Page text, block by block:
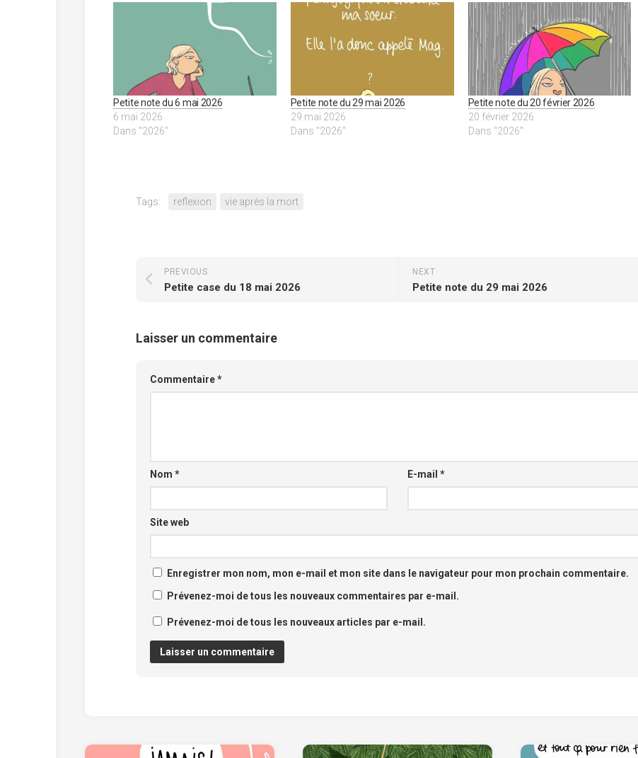
Petite note du 6 mai 2026
6 mai 2026
Dans "2026"
Petite note du 29 mai 2026
29 mai 2026
Dans "2026"
Petite note du 20 février 2026
20 février 2026
Dans "2026"
Tags: reflexion vie après la mort
NEXT
Petite note du 29 mai 2026
PREVIOUS
Petite case du 18 mai 2026
Laisser un commentaire
Commentaire*
Nom * E-mail *
Site web
Enregistrer mon nom, mon e-mail et mon site dans le navigateur pour mon prochain commentaire.
Prévenez-moi de tous les nouveaux commentaires par e-mail.
Prévenez-moi de tous les nouveaux articles par e-mail.